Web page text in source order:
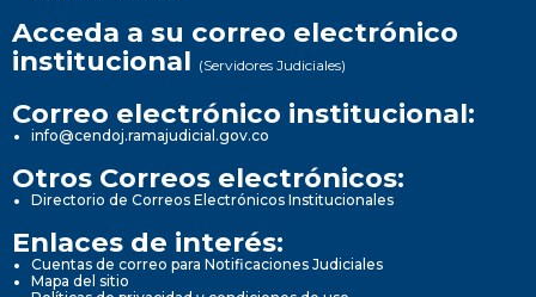
Acceda a su correo electrónico
institucional (Servidores Judiciales)
Correo electrónico institucional:
info@cendoj.ramajudicial.gov.co
Otros Correos electrónicos:
Directorio de Correos Electrónicos Institucionales
Enlaces de interés:
Cuentas de correo para Notificaciones Judiciales
Mapa del sitio